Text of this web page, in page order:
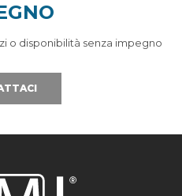
o disponibilità senza impegno